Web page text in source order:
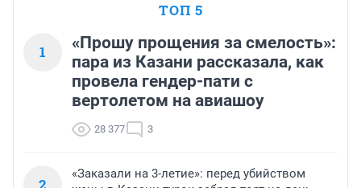
ТОП 5
1
«Прошу прощения за смелость»:
пара из Казани рассказала, как
провела гендер-пати с
вертолетом на авиашоу
28 377 3
«Заказали на 3-летие»: перед убийством